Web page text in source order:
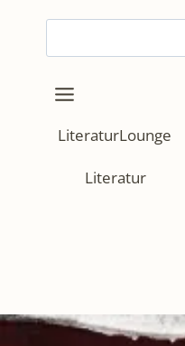
springen
LiteraturLounge
Literatur